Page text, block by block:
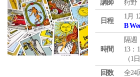
講師 狩野
日程
1月
B
時間
隔週
13：
（1
回数
全24